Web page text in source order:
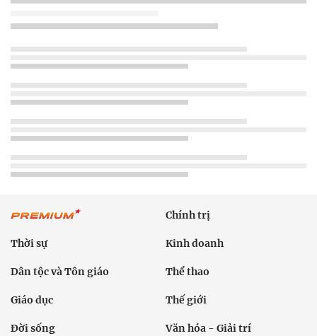
Chính trị
Thời sự Kinh doanh
Dân tộc và Tôn giáo Thể thao
Giáo dục Thế giới
Đời sống Văn hóa - Giải trí